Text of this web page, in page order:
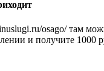
osago/ там
и получите 1000